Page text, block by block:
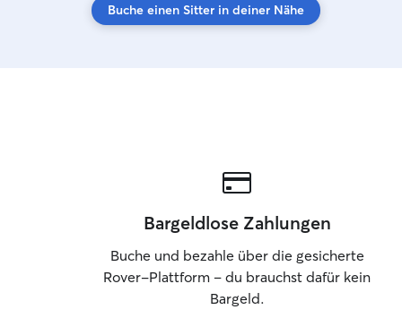
Buche einen Sitter in deiner Nähe
Bargeldlose Zahlungen
Buche und bezahle über die gesicherte
Rover-Plattform – du brauchst dafür kein
Bargeld.